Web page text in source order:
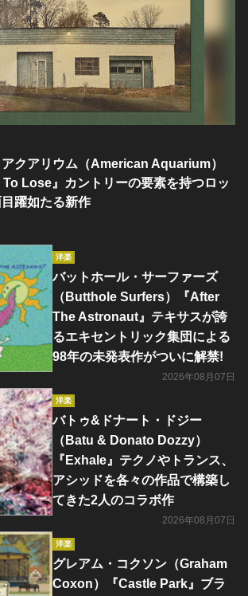
クアリウム（American Aquarium）
To Lose』カントリーの要素を持つロッ
躍如たる新作
洋楽
バットホール・サーファーズ
（Butthole Surfers）『After
The Astronaut』テキサスが誇
るエキセントリック集団による
98年の未発表作がついに解禁!
2026年08月07日
洋楽
バトゥ&ドナート・ドジー
（Batu & Donato Dozzy）
『Exhale』テクノやトランス、
アシッドを各々の作品で構築し
てきた2人のコラボ作
2026年08月07日
洋楽
グレアム・コクソン（Graham
Coxon）『Castle Park』ブラ